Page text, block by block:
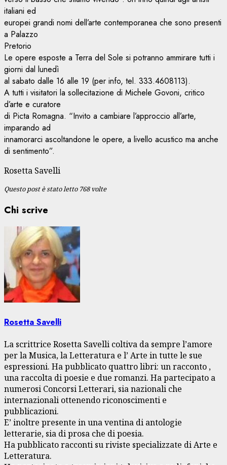
italiani ed
europei grandi nomi dell’arte contemporanea che sono presenti
a Palazzo
Pretorio
Le opere esposte a Terra del Sole si potranno ammirare tutti i
giorni dal lunedì
al sabato dalle 16 alle 19 (per info, tel. 333.4608113).
A tutti i visitatori la sollecitazione di Michele Govoni, critico
d’arte e curatore
di Picta Romagna. “Invito a cambiare l’approccio all’arte,
imparando ad
innamorarci ascoltandone le opere, a livello acustico ma anche
di sentimento”.
Rosetta Savelli
Questo post è stato letto 768 volte
Chi scrive
Rosetta Savelli
La scrittrice Rosetta Savelli coltiva da sempre l’amore
per la Musica, la Letteratura e l’ Arte in tutte le sue
espressioni. Ha pubblicato quattro libri: un racconto ,
una raccolta di poesie e due romanzi. Ha partecipato a
numerosi Concorsi Letterari, sia nazionali che
internazionali ottenendo riconoscimenti e
pubblicazioni.
E’ inoltre presente in una ventina di antologie
letterarie, sia di prosa che di poesia.
Ha pubblicato racconti su riviste specializzate di Arte e
Letteratura.